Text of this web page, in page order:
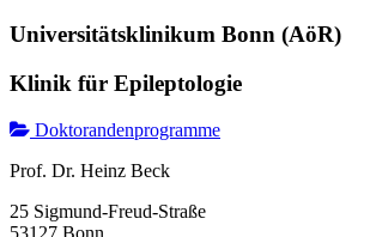
Universitätsklinikum Bonn (AöR)
Klinik für Epileptologie
Doktorandenprogramme
Prof. Dr. Heinz Beck
25 Sigmund-Freud-Straße
53127 Bonn